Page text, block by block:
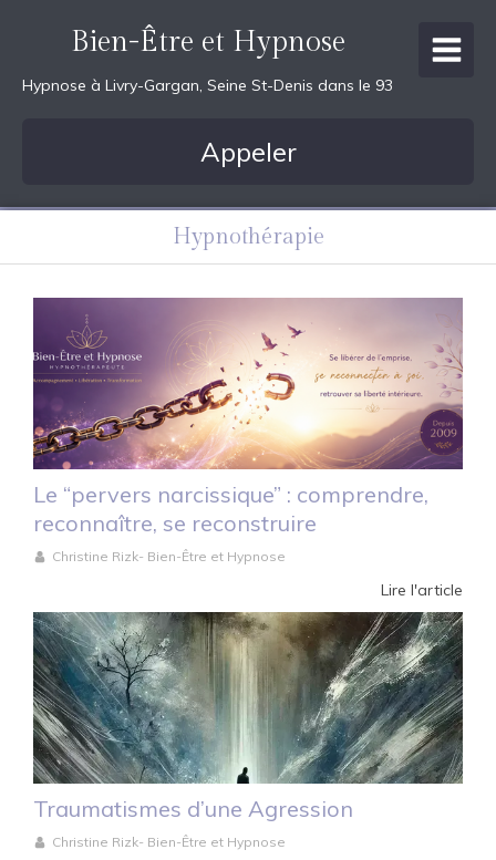
Bien-Être et Hypnose
Hypnose à Livry-Gargan, Seine St-Denis dans le 93
Appeler
Hypnothérapie
Le “pervers narcissique” : comprendre,
reconnaître, se reconstruire
Christine Rizk- Bien-Être et Hypnose
Lire l'article
Traumatismes d’une Agression
Christine Rizk- Bien-Être et Hypnose